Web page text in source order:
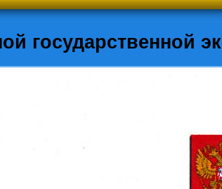
государственной